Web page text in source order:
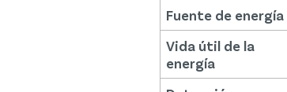
Fuente de energía
Vida útil de la
energía